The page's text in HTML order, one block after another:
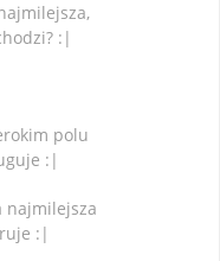
:|
polu
:|
najmilejsza
:|